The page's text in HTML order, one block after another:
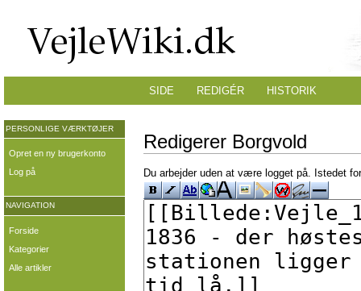
Redigerer Borgvold
Du arbejder uden at være logget på. Istedet
SIDE REDIGÉR HISTORIK
PERSONLIGE VÆRKTØJER
Opret en ny brugerkonto
Log på
NAVIGATION
Forside
Kategorier
Alle artikler